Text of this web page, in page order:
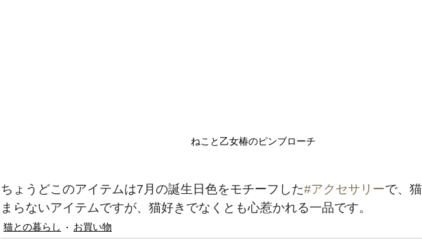
ねこと乙女椿のピンブローチ
ちょうどこのアイテムは7月の誕生日色をモチーフした#アクセサリーで、
まらないアイテムですが、猫好きでなくとも心惹かれる一品です。﻿
猫との暮らし お買い物